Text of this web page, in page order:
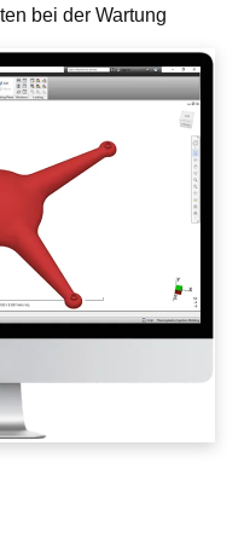
bei der Wartung